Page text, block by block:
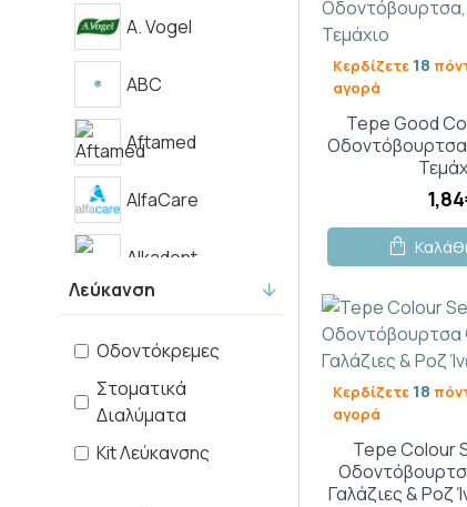
A. Vogel
ABC
Aftamed
AlfaCare
Alkadent
Arriani
Λεύκανση
Οδοντόκρεμες
Στοματικά
Διαλύματα
Kit Λεύκανσης
Κερδίζετε 18
αγορά
Tepe Good
Κερδίζετε 18
αγορά
Tepe Colour
Γαλάζιες & Ροζ